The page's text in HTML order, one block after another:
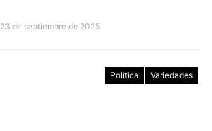
23 de septiembre de 2025
Política Variedades